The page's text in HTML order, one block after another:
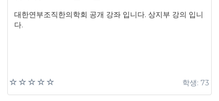
대한연부조직한의학회 공개 강좌 입니다. 상지부 강의 입니
다.
학생: 73